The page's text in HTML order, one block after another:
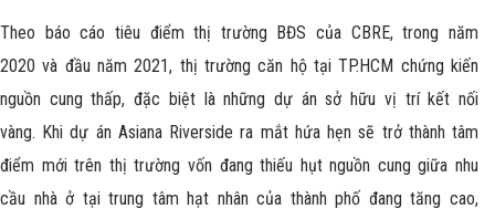
Theo báo cáo tiêu điểm thị trường BĐS của CBRE, trong năm
2020 và đầu năm 2021, thị trường căn hộ tại TP.HCM chứng kiến
nguồn cung thấp, đặc biệt là những dự án sở hữu vị trí kết nối
vàng. Khi dự án Asiana Riverside ra mắt hứa hẹn sẽ trở thành tâm
điểm mới trên thị trường vốn đang thiếu hụt nguồn cung giữa nhu
cầu nhà ở tại trung tâm hạt nhân của thành phố đang tăng cao,